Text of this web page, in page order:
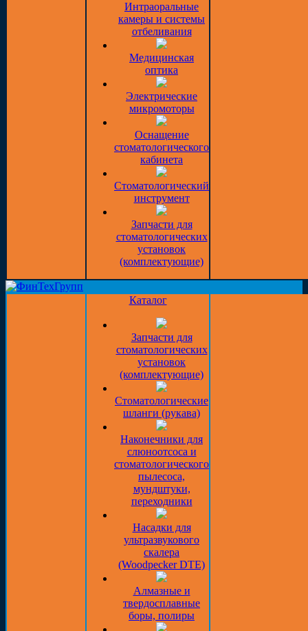
Интраоральные
камеры и системы
отбеливания
Медицинская
оптика
Электрические
микромоторы
Оснащение
стоматологического
кабинета
Стоматологический
инструмент
Запчасти для
стоматологических
установок
(комплектующие)
Каталог
Запчасти для
стоматологических
установок
(комплектующие)
Стоматологические
шланги (рукава)
Наконечники для
слюноотсоса и
стоматологического
пылесоса,
мундштуки,
переходники
Насадки для
ультразвукового
скалера
(Woodpecker DTE)
Алмазные и
твердосплавные
боры, полиры